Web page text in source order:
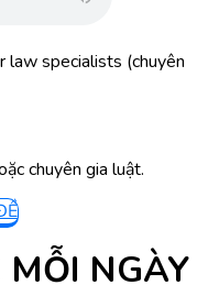
specialists (chuyên
chuyên gia luật.
NGÀY